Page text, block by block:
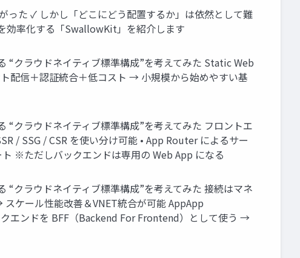
った ✓ しかし「どこにどう配置するか」は依然として難
効率化する「SwallowKit」を紹介します
“クラウドネイティブ標準構成”を考えてみた Static Web
配信＋認証統合＋低コスト → 小規模から始めやすい基
クラウドネイティブ標準構成”を考えてみた フロントエ
/ SSG / CSR を使い分け可能 • App Router によるサー
※ただしバックエンドは専用の Web App になる
クラウドネイティブ標準構成”を考えてみた 接続はマネ
ケール性能改善＆VNET統合が可能 AppApp
エンドを BFF（Backend For Frontend）として使う →